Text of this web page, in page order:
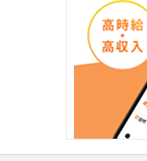
作業療法士(OT)／ク
野島整形外科内科
昇給
整形外科クリニックでの
ハビリ スポーツリハビリ